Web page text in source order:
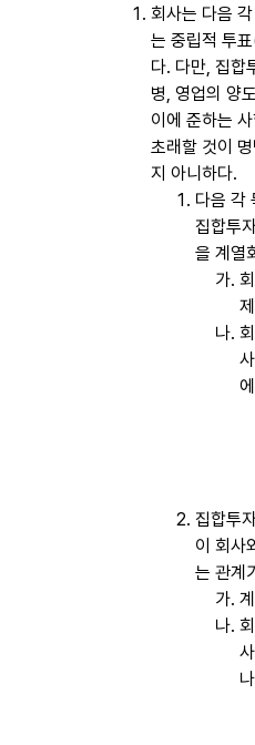
회사는 다음
는 중립적 투
다. 다만, 집합
병, 영업의 양
이에 준하는
초래할 것이
지 아니하다.
다음 각
집합투
을 계열
집합투
이 회사
는 관계